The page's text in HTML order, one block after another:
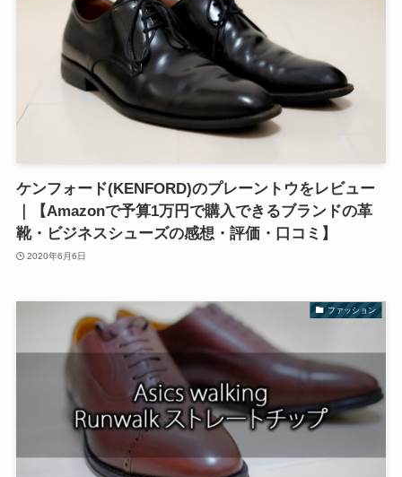
ケンフォード(KENFORD)のプレーントウをレビュー
｜【Amazonで予算1万円で購入できるブランドの革
靴・ビジネスシューズの感想・評価・口コミ】
2020年6月6日
ファッション